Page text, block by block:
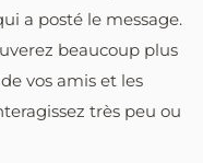
a posté le message.
beaucoup plus
vos amis et les
très peu ou